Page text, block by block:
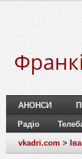
АНОНСИ
Радіо
vkadri.com >